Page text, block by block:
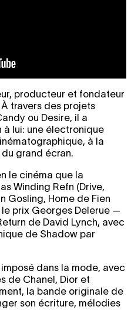
producteur et fondateur
travers des projets
ou Desire, il a
à lui: une électronique
à la
grand écran.
le cinéma que la
Winding Refn (Drive,
Gosling, Home de Fien
prix Georges Delerue —
de David Lynch, avec
de Shadow par
dans la mode, avec
de Chanel, Dior et
la bande originale de
son écriture, mélodies